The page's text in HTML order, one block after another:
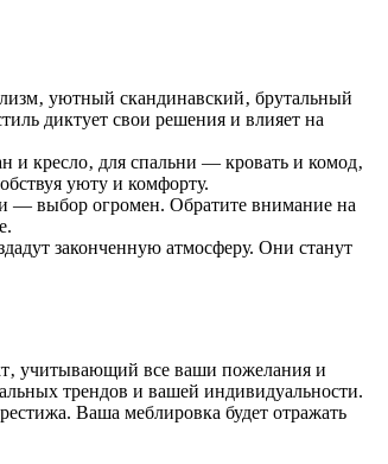
уютный скандинавский‚ брутальный
диктует свои решения и влияет на
и кресло‚ для спальни — кровать и комод‚
уюту и комфорту.
— выбор огромен. Обратите внимание на
законченную атмосферу. Они станут
учитывающий все ваши пожелания и
трендов и вашей индивидуальности.
Ваша меблировка будет отражать